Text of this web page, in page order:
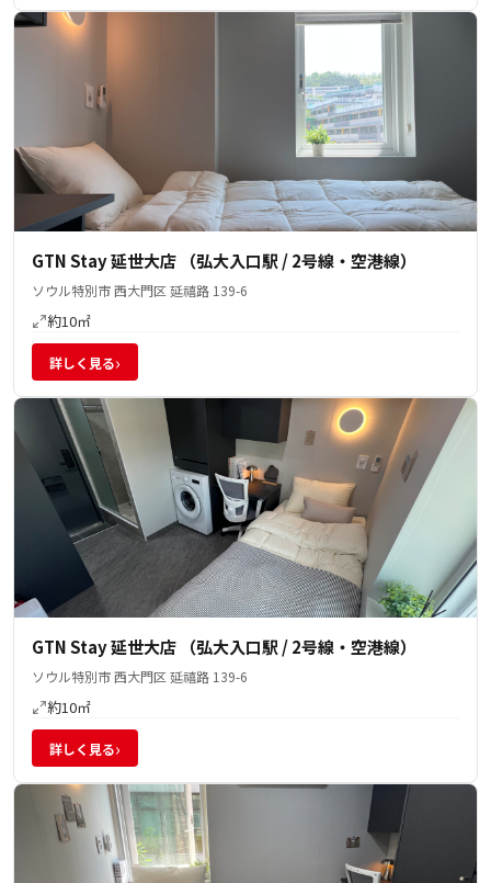
GTN Stay 延世大店 （弘大入口駅 / 2号線・空港線）
ソウル特別市 西大門区 延禧路 139-6
約10㎡
詳しく見る›
GTN Stay 延世大店 （弘大入口駅 / 2号線・空港線）
ソウル特別市 西大門区 延禧路 139-6
約10㎡
詳しく見る›